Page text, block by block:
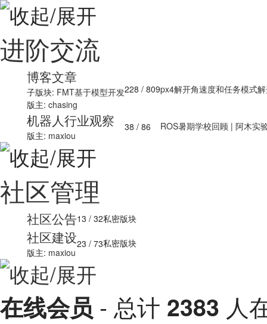
进阶交流
博客文章
子版块: FMT基于模型开发
版主: chasing
228 / 809px4解开角速度和任务模式
机器人行业观察
版主: maxiou
38 / 86 ROS暑期学校回顾 | 阿木实
社区管理
社区公告13 / 32私密版块
社区建设
版主: maxiou
23 / 73私密版块
在线会员 - 总计 2383 人